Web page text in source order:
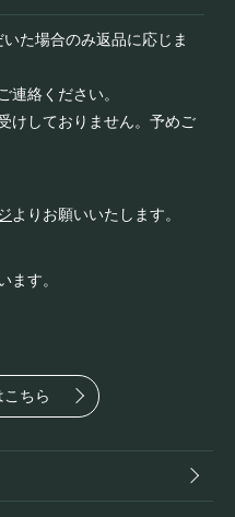
た場合のみ返品に応じま
連絡ください。
けしておりません。予めご
よりお願いいたします。
ます。
こちら